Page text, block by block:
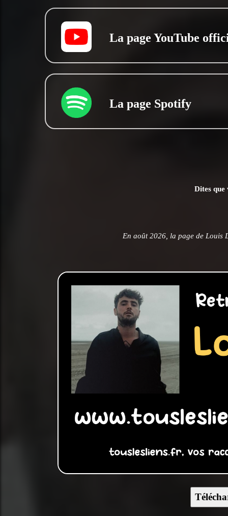
La page YouTube
La page Spotify
Dites que
En août 2026, la page de Louis